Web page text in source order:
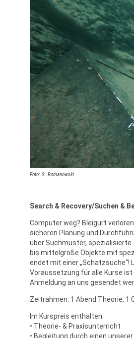
Foto: S. Romanowski
Search & Recovery/Suchen &
Computer weg? Bleigurt
sicheren Planung und
über Suchmuster, spezialisierte
bis mittelgroße Objekte mit
endet mit einer „Schatzsuche“!
Voraussetzung für alle Kurse
Anmeldung an uns gesendet
Zeitrahmen: 1 Abend Theorie, 1
Im Kurspreis enthalten:
• Theorie- & Praxisunterricht
• Begleitung durch einen